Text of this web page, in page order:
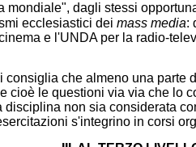
mondiale", dagli stessi
ecclesiastici dei mass media:
e l'UNDA per la radio-
consiglia che almeno una parte
cioè le questioni via via che lo
disciplina non sia considerata
s'integrino in corsi